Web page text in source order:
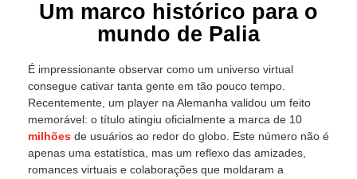
Um marco histórico para o
mundo de Palia
É impressionante observar como um universo virtual
consegue cativar tanta gente em tão pouco tempo.
Recentemente, um player na Alemanha validou um feito
memorável: o título atingiu oficialmente a marca de 10
milhões de usuários ao redor do globo. Este número não é
apenas uma estatística, mas um reflexo das amizades,
romances virtuais e colaborações que moldaram a